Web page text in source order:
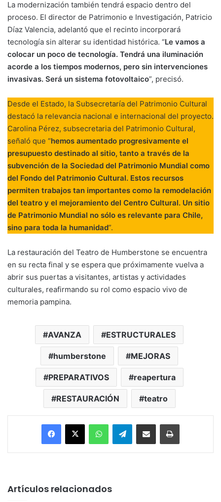
La modernización también tendrá espacio dentro del
proceso. El director de Patrimonio e Investigación, Patricio
Díaz Valencia, adelantó que el recinto incorporará
tecnología sin alterar su identidad histórica. “Le vamos a
colocar un poco de tecnología. Tendrá una iluminación
acorde a los tiempos modernos, pero sin intervenciones
invasivas. Será un sistema fotovoltaico”, precisó.
Desde el Estado, la Subsecretaría del Patrimonio Cultural
destacó la relevancia nacional e internacional del proyecto.
Carolina Pérez, subsecretaria del Patrimonio Cultural,
señaló que “hemos aumentado progresivamente el
presupuesto destinado al sitio, tanto a través de la
subvención de la Sociedad del Patrimonio Mundial como
del Fondo del Patrimonio Cultural. Estos recursos
permiten trabajos tan importantes como la remodelación
del teatro y el mejoramiento del Centro Cultural. Un sitio
de Patrimonio Mundial no sólo es relevante para Chile,
sino para toda la humanidad”.
La restauración del Teatro de Humberstone se encuentra
en su recta final y se espera que próximamente vuelva a
abrir sus puertas a visitantes, artistas y actividades
culturales, reafirmando su rol como espacio vivo de
memoria pampina.
AVANZA ESTRUCTURALES
humberstone MEJORAS
PREPARATIVOS reapertura
RESTAURACIÓN teatro
Facebook
X WhatsAppTelegramEnviar vía email Imprimir
Artículos relacionados